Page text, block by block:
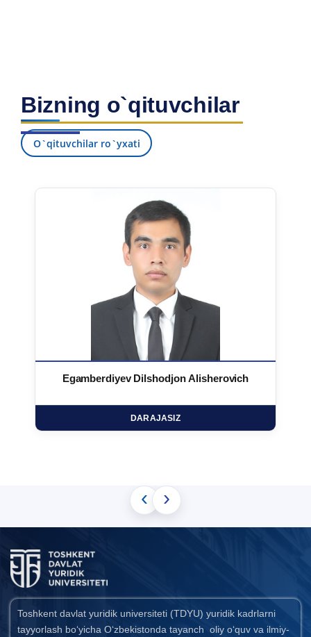
Bizning o`qituvchilar
O`qituvchilar ro`yxati
Egamberdiyev Dilshodjon Alisherovich
DARAJASIZ
‹ ›
Toshkent davlat yuridik universiteti (TDYU) yuridik kadrlarni
tayyorlash bo‘yicha O‘zbekistonda tayanch oliy o‘quv va ilmiy-